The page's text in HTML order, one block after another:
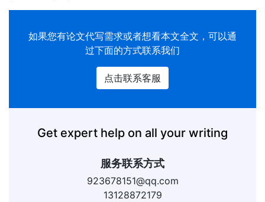
如果您有论文代写需求或者想看本文全文，可以通
过下面的方式联系我们
点击联系客服
Get expert help on all your writing
服务联系方式
923678151@qq.com
13128872179